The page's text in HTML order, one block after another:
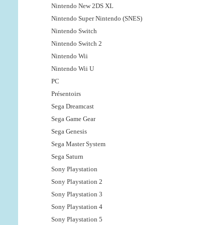
Nintendo New 2DS XL
Nintendo Super Nintendo (SNES)
Nintendo Switch
Nintendo Switch 2
Nintendo Wii
Nintendo Wii U
PC
Présentoirs
Sega Dreamcast
Sega Game Gear
Sega Genesis
Sega Master System
Sega Saturn
Sony Playstation
Sony Playstation 2
Sony Playstation 3
Sony Playstation 4
Sony Playstation 5